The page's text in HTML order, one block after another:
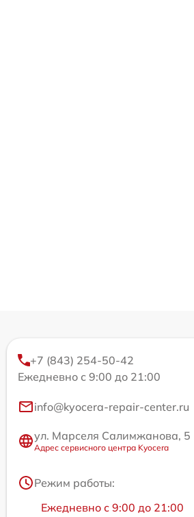
+7 (843) 254-50-42
Ежедневно с 9:00 до 21:00
info@kyocera-repair-center.ru
ул. Марселя Салимжанова, 5
Адрес сервисного центра Kyocera
Режим работы:
Ежедневно с 9:00 до 21:00